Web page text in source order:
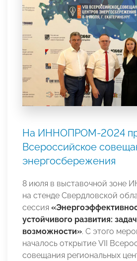
На ИННОПРОМ-2024
Всероссийское
энергосбережения
8 июля в выставочной
на стенде Свердловской
сессия
устойчивого развития:
возможности». С этого
началось открытие VII
совещания региональных